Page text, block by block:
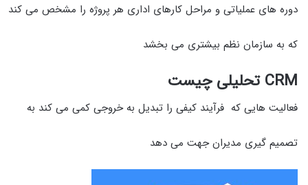
دوره های عملیاتی و مراحل کارهای اداری هر پروژه را مشخص می کند
که به سازمان نظم بیشتری می بخشد
CRM تحلیلی چیست
فعالیت هایی که فرآیند کیفی را تبدیل به خروجی کمی می کند به
تصمیم گیری مدیران جهت می دهد